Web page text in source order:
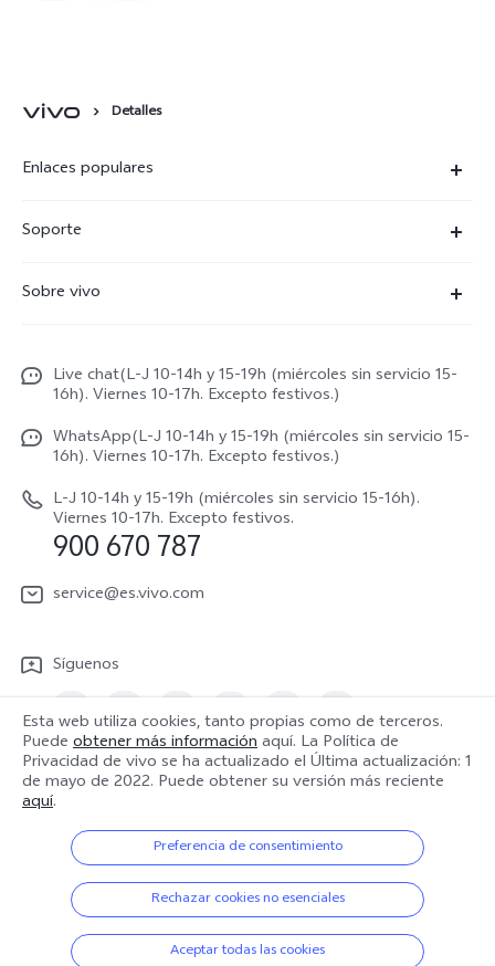
Detalles
Enlaces populares
X300
V70 5G
V70 FE
V70 Lite 5G
Y31 5G
Soporte
Autenticación de IMEI
Gestión de reparaciones
Manual de usuario
Actualización de sistema
Actualizar registro
Instrucciones de Garantía
Sobre vivo
Netiqueta vivo
Avisos legales
Acerca de nosotros
Sostenibilidad
Centro de privacidad de vivo
Live chat(L-J 10-14h y 15-19h (miércoles sin servicio 15-
16h). Viernes 10-17h. Excepto festivos.)
WhatsApp(L-J 10-14h y 15-19h (miércoles sin servicio 15-
16h). Viernes 10-17h. Excepto festivos.)
L-J 10-14h y 15-19h (miércoles sin servicio 15-16h).
Viernes 10-17h. Excepto festivos.
900 670 787
service@es.vivo.com
Síguenos
España | Seleccione país/región
© 2026 vivo Mobile Communication Co., Ltd. Todos los derechos
reservados.
Política de privacidad | Política de cookies | Soporte de privacidad
Política de Datos
Configuración de Cookies
Esta web utiliza cookies, tanto propias como de terceros.
Puede obtener más informaciónaquí. La Política de
Privacidad de vivo se ha actualizado el Última actualización: 1
de mayo de 2022. Puede obtener su versión más reciente
aquí.
Preferencia de consentimiento
Rechazar cookies no esenciales
Aceptar todas las cookies